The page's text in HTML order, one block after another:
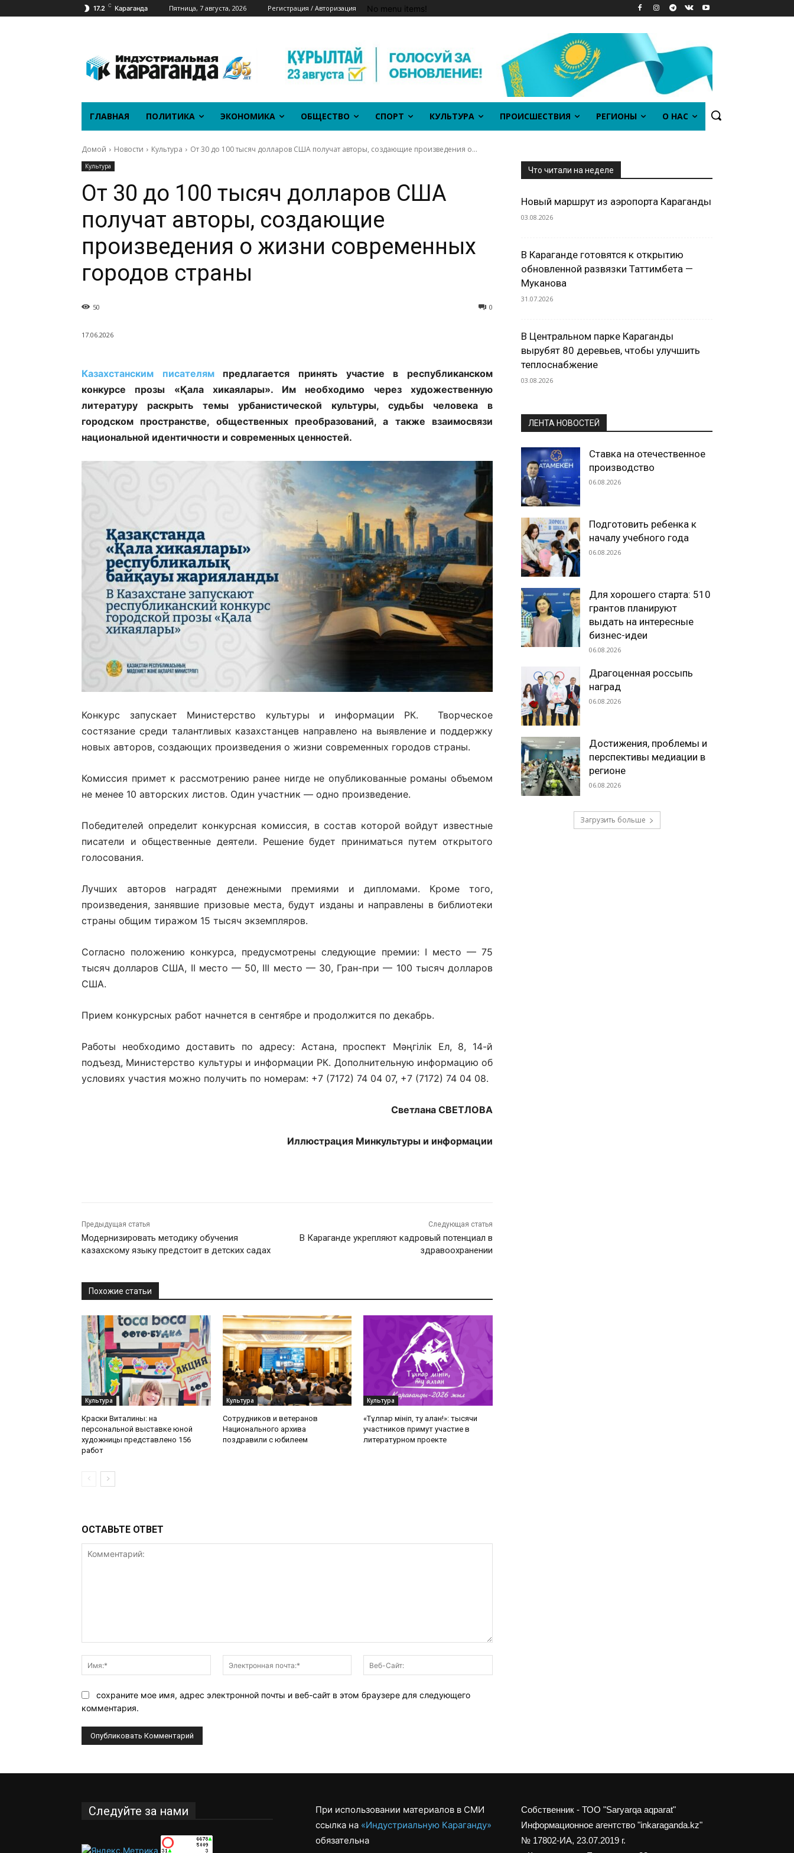
17.2 C Караганда Пятница, 7 августа, 2026 Регистрация / Авторизация No menu items!
ГЛАВНАЯ ПОЛИТИКА ЭКОНОМИКА ОБЩЕСТВО СПОРТ КУЛЬТУРА ПРОИСШЕСТВИЯ РЕГИОНЫ О НАС
Домой Новости Культура От 30 до 100 тысяч долларов США получат авторы, создающие произведения о...
Культура
От 30 до 100 тысяч долларов США
получат авторы, создающие
произведения о жизни современных
городов страны
0
50
17.06.2026
Казахстанским писателямпредлагается принять участие в республиканском
конкурсе прозы «Қала хикаялары». Им необходимо через художественную
литературу раскрыть темы урбанистической культуры, судьбы человека в
городском пространстве, общественных преобразований, а также взаимосвязи
национальной идентичности и современных ценностей.
Конкурс запускает Министерство культуры и информации РК. Творческое
состязание среди талантливых казахстанцев направлено на выявление и поддержку
новых авторов, создающих произведения о жизни современных городов страны.
Комиссия примет к рассмотрению ранее нигде не опубликованные романы объемом
не менее 10 авторских листов. Один участник — одно произведение.
Победителей определит конкурсная комиссия, в состав которой войдут известные
писатели и общественные деятели. Решение будет приниматься путем открытого
голосования.
Лучших авторов наградят денежными премиями и дипломами. Кроме того,
произведения, занявшие призовые места, будут изданы и направлены в библиотеки
страны общим тиражом 15 тысяч экземпляров.
Согласно положению конкурса, предусмотрены следующие премии: I место — 75
тысяч долларов США, II место — 50, III место — 30, Гран-при — 100 тысяч долларов
США.
Прием конкурсных работ начнется в сентябре и продолжится по декабрь.
Работы необходимо доставить по адресу: Астана, проспект Мәңгілік Ел, 8, 14-й
подъезд, Министерство культуры и информации РК. Дополнительную информацию об
условиях участия можно получить по номерам: +7 (7172) 74 04 07, +7 (7172) 74 04 08.
Светлана СВЕТЛОВА
Иллюстрация Минкультуры и информации
Предыдущая статья
Модернизировать методику обучения
казахскому языку предстоит в детских садах
Следующая статья
В Караганде укрепляют кадровый потенциал в
здравоохранении
Похожие статьи
Культура
Краски Виталины: на
персональной выставке юной
художницы представлено 156
работ
Культура
Сотрудников и ветеранов
Национального архива
поздравили с юбилеем
Культура
«Тұлпар мініп, ту алған!»: тысячи
участников примут участие в
литературном проекте
ОСТАВЬТЕ ОТВЕТ
Имя:*
Электронная
почта:*
Сайт:
сохраните мое имя, адрес электронной почты и веб-сайт в этом браузере для следующего
комментария.
Что читали на неделе
Новый маршрут из аэропорта Караганды
03.08.2026
В Караганде готовятся к открытию
обновленной развязки Таттимбета —
Муканова
31.07.2026
В Центральном парке Караганды
вырубят 80 деревьев, чтобы улучшить
теплоснабжение
03.08.2026
ЛЕНТА НОВОСТЕЙ
Ставка на отечественное
производство
06.08.2026
Подготовить ребенка к
началу учебного года
06.08.2026
Для хорошего старта: 510
грантов планируют
выдать на интересные
бизнес-идеи
06.08.2026
Драгоценная россыпь
наград
06.08.2026
Достижения, проблемы и
перспективы медиации в
регионе
06.08.2026
Загрузить больше
Следуйте за нами
При использовании материалов в СМИ
ссылка на «Индустриальную Караганду»
обязательна
Собственник - ТОО "Saryarqa aqparat"
Информационное агентство "inkaraganda.kz"
№ 17802-ИА, 23.07.2019 г.